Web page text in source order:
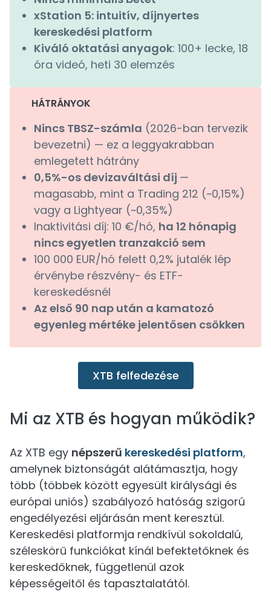
xStation 5: intuitív, díjnyertes
kereskedési platform
Kiváló oktatási anyagok: 100+ lecke, 18
óra videó, heti 30 elemzés
HÁTRÁNYOK
Nincs TBSZ-számla (2026-ban tervezik
bevezetni) — ez a leggyakrabban
emlegetett hátrány
0,5%-os devizaváltási díj —
magasabb, mint a Trading 212 (~0,15%)
vagy a Lightyear (~0,35%)
Inaktivitási díj: 10 €/hó, ha 12 hónapig
nincs egyetlen tranzakció sem
100 000 EUR/hó felett 0,2% jutalék lép
érvénybe részvény- és ETF-
kereskedésnél
Az első 90 nap után a kamatozó
egyenleg mértéke jelentősen csökken
XTB felfedezése
Mi az XTB és hogyan működik?
Az XTB egy népszerű kereskedési platform,
amelynek biztonságát alátámasztja, hogy
több (többek között egyesült királysági és
európai uniós) szabályozó hatóság szigorú
engedélyezési eljárásán ment keresztül.
Kereskedési platformja rendkívül sokoldalú,
széleskörű funkciókat kínál befektetőknek és
kereskedőknek, függetlenül azok
képességeitől és tapasztalatától.